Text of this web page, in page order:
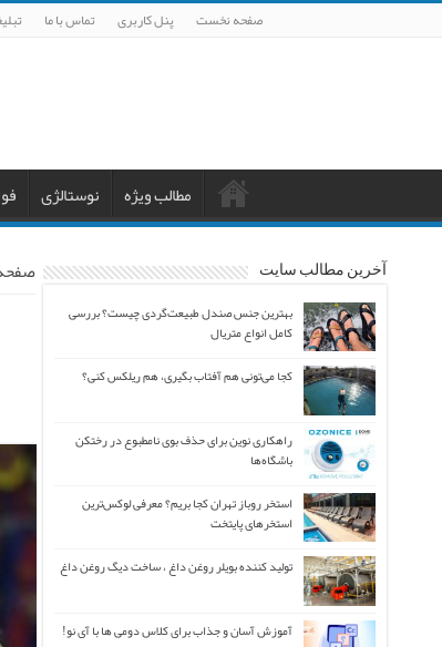
صفحه نخست پنل کاربری تماس با ما
مطالب ویژه نوستالژی
آخرین مطالب سایت
بهترین جنس صندل طبیعت‌گردی چیست؟ بررسی
کامل انواع متریال
کجا می‌تونی هم آفتاب بگیری، هم ریلکس کنی؟
راهکاری نوین برای حذف بوی نامطبوع در رختکن
باشگاه‌ها
استخر روباز تهران کجا بریم؟ معرفی لوکس‌ترین
استخرهای پایتخت
تولید کننده بویلر روغن داغ ، ساخت دیگ روغن داغ
آموزش آسان و جذاب برای کلاس دومی ها با آی نو!